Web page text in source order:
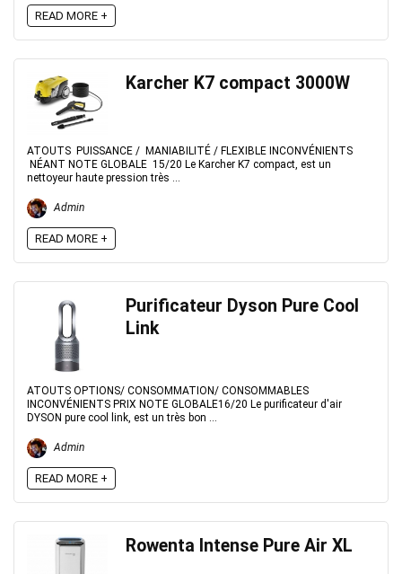
READ MORE +
Karcher K7 compact 3000W
ATOUTS PUISSANCE / MANIABILITÉ / FLEXIBLE INCONVÉNIENTS
NÉANT NOTE GLOBALE 15/20 Le Karcher K7 compact, est un
nettoyeur haute pression très ...
Admin
READ MORE +
Purificateur Dyson Pure Cool
Link
ATOUTS OPTIONS/ CONSOMMATION/ CONSOMMABLES
INCONVÉNIENTS PRIX NOTE GLOBALE16/20 Le purificateur d'air
DYSON pure cool link, est un très bon ...
Admin
READ MORE +
Rowenta Intense Pure Air XL